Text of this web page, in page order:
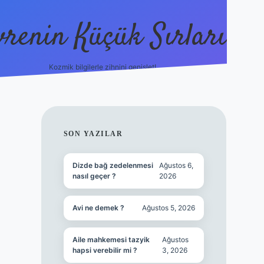
Küçük Sırları
Kozmik bilgilerle zihnini genişlet!
SIDEBAR
SON YAZILAR
Dizde bağ zedelenmesi
nasıl geçer ?
Ağustos 6,
2026
Avi ne demek ? Ağustos 5, 2026
Aile mahkemesi tazyik
hapsi verebilir mi ?
Ağustos
3, 2026
betci ilbet yeni